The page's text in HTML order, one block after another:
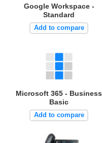
Google Workspace -
Standard
Add to compare
Microsoft 365 - Business
Basic
Add to compare